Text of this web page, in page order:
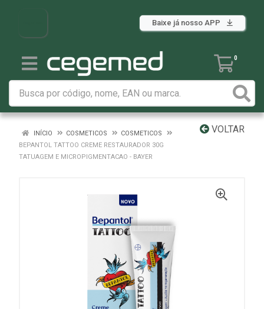
Baixe já nosso APP
0
VOLTAR
INÍCIO COSMETICOS
COSMETICOS
BEPANTOL TATTOO CREME RESTAURADOR 30G
TATUAGEM E MICROPIGMENTACAO - BAYER